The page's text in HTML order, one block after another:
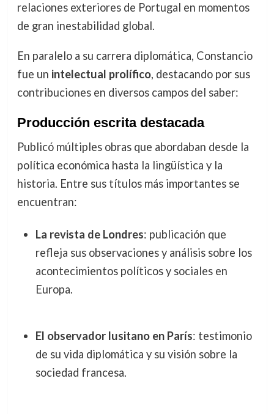
relaciones exteriores de Portugal en momentos
de gran inestabilidad global.
En paralelo a su carrera diplomática, Constancio
fue un intelectual prolífico, destacando por sus
contribuciones en diversos campos del saber:
Producción escrita destacada
Publicó múltiples obras que abordaban desde la
política económica hasta la lingüística y la
historia. Entre sus títulos más importantes se
encuentran:
La revista de Londres: publicación que
refleja sus observaciones y análisis sobre los
acontecimientos políticos y sociales en
Europa.
El observador lusitano en París: testimonio
de su vida diplomática y su visión sobre la
sociedad francesa.